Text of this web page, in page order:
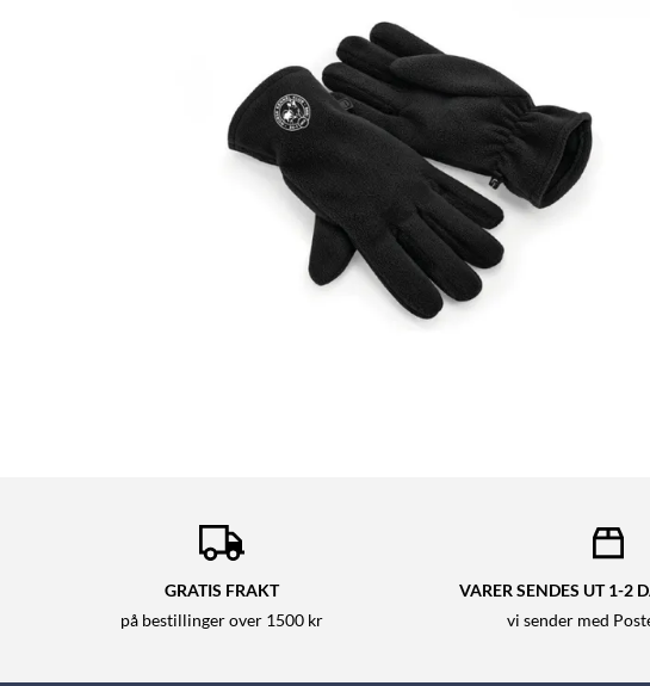
GRATIS FRAKT
på bestillinger over 1500 kr
VARER SENDES UT 1-2
vi sender med